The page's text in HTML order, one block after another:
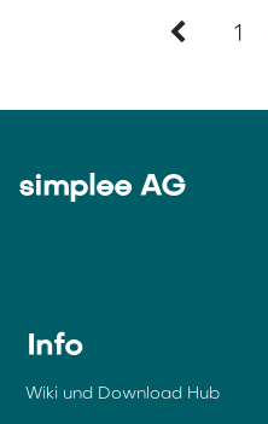
1
simplee AG
Info
Wiki und Download Hub